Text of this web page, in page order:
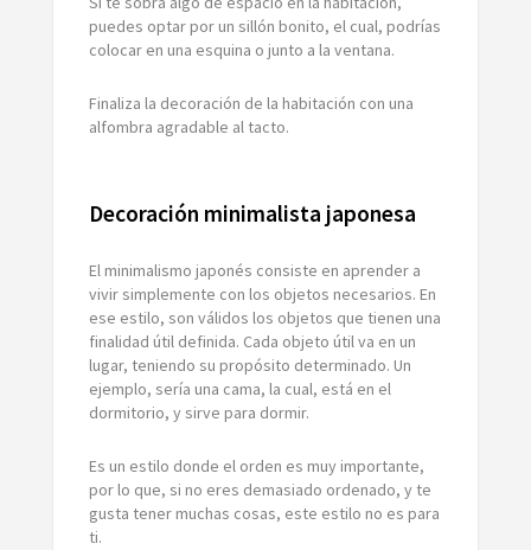
puedes optar por un sillón bonito, el cual, podrías
colocar en una esquina o junto a la ventana.
Finaliza la decoración de la habitación con una
alfombra agradable al tacto.
Decoración minimalista japonesa
El minimalismo japonés consiste en aprender a
vivir simplemente con los objetos necesarios. En
ese estilo, son válidos los objetos que tienen una
finalidad útil definida. Cada objeto útil va en un
lugar, teniendo su propósito determinado. Un
ejemplo, sería una cama, la cual, está en el
dormitorio, y sirve para dormir.
Es un estilo donde el orden es muy importante,
por lo que, si no eres demasiado ordenado, y te
gusta tener muchas cosas, este estilo no es para
ti.